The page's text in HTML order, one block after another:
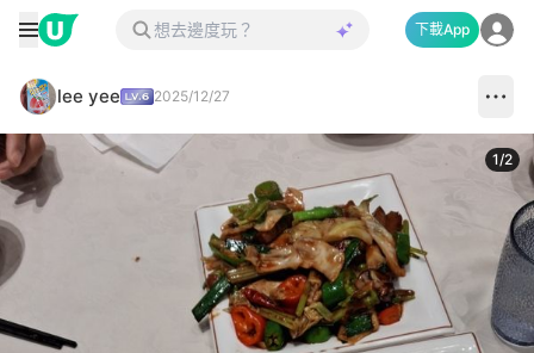
下載App
lee yee 2025/12/27
1/2